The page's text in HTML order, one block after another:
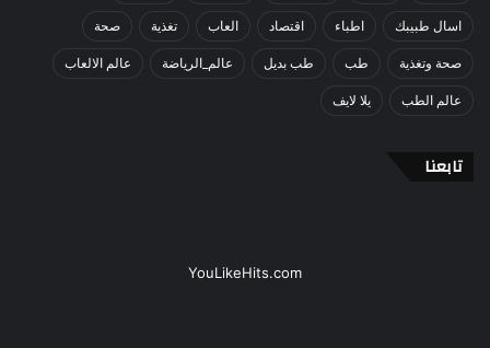
اسال طبيبك اطباء اقتصاد العاب تغذية صحة
صحة وتغذية طب طب بديل عالم_الرياضة عالم الالعاب
عالم الطب يلا لايف
تابعنا
YouLikeHits.com